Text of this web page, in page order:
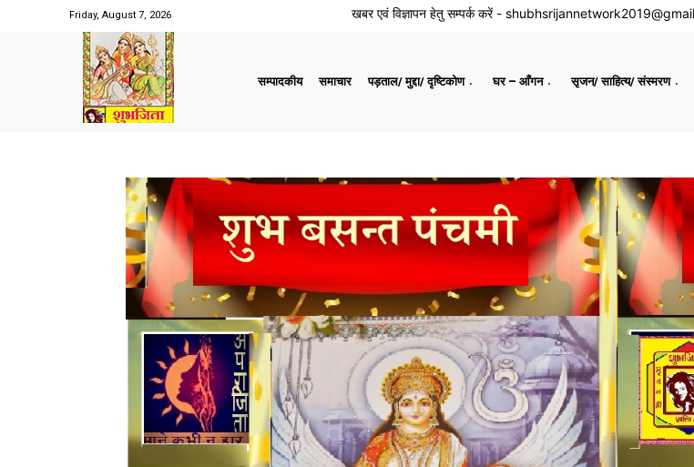
Friday, August 7, 2026 खबर एवं विज्ञापन हेतु सम्पर्क करें -
सम्पादकीय समाचार पड़ताल/ मुद्दा/ दृष्टिकोण घर – आँगन सृजन/ साहित्य/ संस्मरण